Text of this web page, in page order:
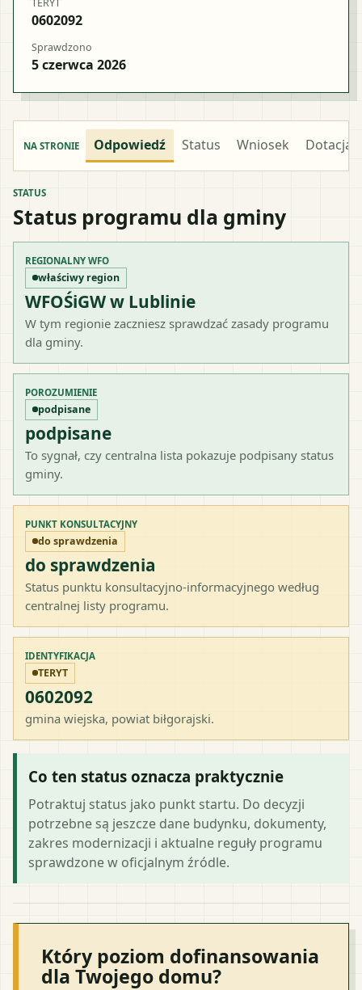
0602092
Sprawdzono
5 czerwca 2026
NA STRONIE Odpowiedź Status Wniosek Dotacja
STATUS
Status programu dla gminy
REGIONALNY WFO
właściwy region
WFOŚiGW w Lublinie
W tym regionie zaczniesz sprawdzać zasady programu
dla gminy.
POROZUMIENIE
podpisane
podpisane
To sygnał, czy centralna lista pokazuje podpisany status
gminy.
PUNKT KONSULTACYJNY
do sprawdzenia
do sprawdzenia
Status punktu konsultacyjno-informacyjnego według
centralnej listy programu.
IDENTYFIKACJA
TERYT
0602092
gmina wiejska, powiat biłgorajski.
Co ten status oznacza praktycznie
Potraktuj status jako punkt startu. Do decyzji
potrzebne są jeszcze dane budynku, dokumenty,
zakres modernizacji i aktualne reguły programu
sprawdzone w oficjalnym źródle.
Który poziom dofinansowania
dla Twojego domu?